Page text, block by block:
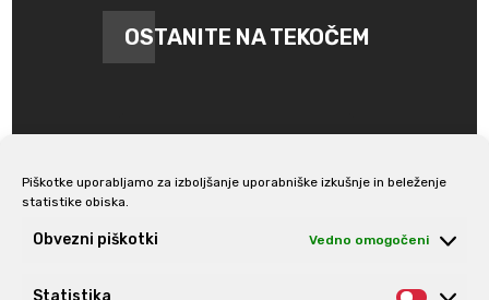
Piškotke uporabljamo za izboljšanje uporabniške izkušnje in beleženje
statistike obiska.
Obvezni piškotki Vedno omogočeni
Statistika
OSTANITE NA TEKOČEM